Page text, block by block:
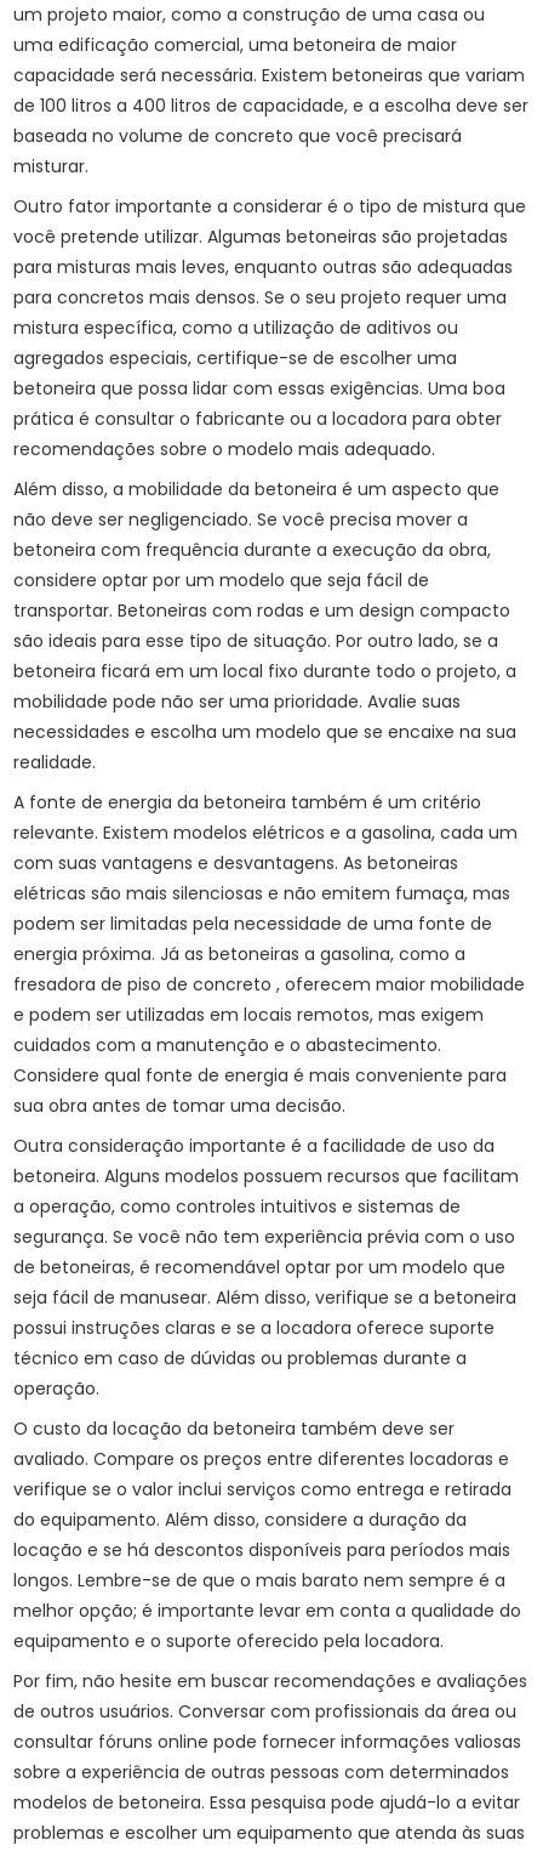
um projeto maior, como a construção de uma casa ou
uma edificação comercial, uma betoneira de maior
capacidade será necessária. Existem betoneiras que variam
de 100 litros a 400 litros de capacidade, e a escolha deve ser
baseada no volume de concreto que você precisará
misturar.
Outro fator importante a considerar é o tipo de mistura que
você pretende utilizar. Algumas betoneiras são projetadas
para misturas mais leves, enquanto outras são adequadas
para concretos mais densos. Se o seu projeto requer uma
mistura específica, como a utilização de aditivos ou
agregados especiais, certifique-se de escolher uma
betoneira que possa lidar com essas exigências. Uma boa
prática é consultar o fabricante ou a locadora para obter
recomendações sobre o modelo mais adequado.
Além disso, a mobilidade da betoneira é um aspecto que
não deve ser negligenciado. Se você precisa mover a
betoneira com frequência durante a execução da obra,
considere optar por um modelo que seja fácil de
transportar. Betoneiras com rodas e um design compacto
são ideais para esse tipo de situação. Por outro lado, se a
betoneira ficará em um local fixo durante todo o projeto, a
mobilidade pode não ser uma prioridade. Avalie suas
necessidades e escolha um modelo que se encaixe na sua
realidade.
A fonte de energia da betoneira também é um critério
relevante. Existem modelos elétricos e a gasolina, cada um
com suas vantagens e desvantagens. As betoneiras
elétricas são mais silenciosas e não emitem fumaça, mas
podem ser limitadas pela necessidade de uma fonte de
energia próxima. Já as betoneiras a gasolina, como a
fresadora de piso de concreto, oferecem maior mobilidade
e podem ser utilizadas em locais remotos, mas exigem
cuidados com a manutenção e o abastecimento.
Considere qual fonte de energia é mais conveniente para
sua obra antes de tomar uma decisão.
Outra consideração importante é a facilidade de uso da
betoneira. Alguns modelos possuem recursos que facilitam
a operação, como controles intuitivos e sistemas de
segurança. Se você não tem experiência prévia com o uso
de betoneiras, é recomendável optar por um modelo que
seja fácil de manusear. Além disso, verifique se a betoneira
possui instruções claras e se a locadora oferece suporte
técnico em caso de dúvidas ou problemas durante a
operação.
O custo da locação da betoneira também deve ser
avaliado. Compare os preços entre diferentes locadoras e
verifique se o valor inclui serviços como entrega e retirada
do equipamento. Além disso, considere a duração da
locação e se há descontos disponíveis para períodos mais
longos. Lembre-se de que o mais barato nem sempre é a
melhor opção; é importante levar em conta a qualidade do
equipamento e o suporte oferecido pela locadora.
Por fim, não hesite em buscar recomendações e avaliações
de outros usuários. Conversar com profissionais da área ou
consultar fóruns online pode fornecer informações valiosas
sobre a experiência de outras pessoas com determinados
modelos de betoneira. Essa pesquisa pode ajudá-lo a evitar
problemas e escolher um equipamento que atenda às suas